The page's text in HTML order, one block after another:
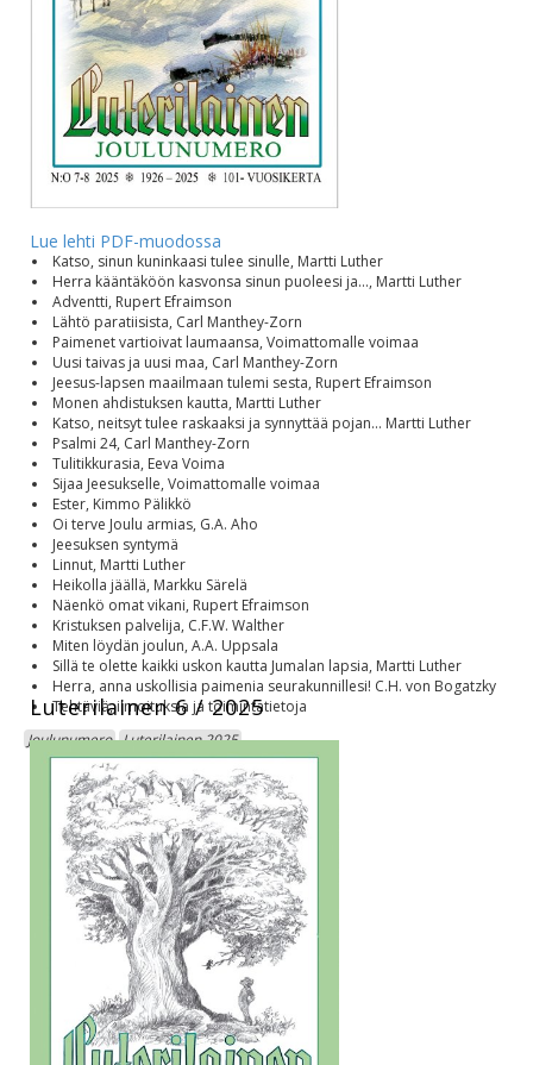
Lue lehti PDF-muodossa
Katso, sinun kuninkaasi tulee sinulle, Martti Luther
Herra kääntäköön kasvonsa sinun puoleesi ja..., Martti Luther
Adventti, Rupert Efraimson
Lähtö paratiisista, Carl Manthey-Zorn
Paimenet vartioivat laumaansa, Voimattomalle voimaa
Uusi taivas ja uusi maa, Carl Manthey-Zorn
Jeesus-lapsen maailmaan tulemi sesta, Rupert Efraimson
Monen ahdistuksen kautta, Martti Luther
Katso, neitsyt tulee raskaaksi ja synnyttää pojan... Martti Luther
Psalmi 24, Carl Manthey-Zorn
Tulitikkurasia, Eeva Voima
Sijaa Jeesukselle, Voimattomalle voimaa
Ester, Kimmo Pälikkö
Oi terve Joulu armias, G.A. Aho
Jeesuksen syntymä
Linnut, Martti Luther
Heikolla jäällä, Markku Särelä
Näenkö omat vikani, Rupert Efraimson
Kristuksen palvelija, C.F.W. Walther
Miten löydän joulun, A.A. Uppsala
Sillä te olette kaikki uskon kautta Jumalan lapsia, Martti Luther
Herra, anna uskollisia paimenia seurakunnillesi! C.H. von Bogatzky
Tehtäviä, ilmoituksia ja toimintatietoja
Joulunumero Luterilainen 2025
Luterilainen 6 / 2025